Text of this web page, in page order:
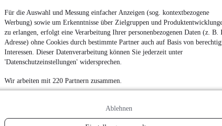
Für die Auswahl und Messung einfacher Anzeigen (sog. kontextbezogene
Werbung) sowie um Erkenntnisse über Zielgruppen und
zu erlangen, erfolgt eine Verarbeitung Ihrer personenbezogenen Daten (z. B.
Adresse) ohne Cookies durch bestimmte Partner auch auf Basis von
Interessen. Dieser Datenverarbeitung können Sie jederzeit unter
'Datenschutzeinstellungen' widersprechen.
Wir arbeiten mit 220 Partnern zusammen.
Ablehnen